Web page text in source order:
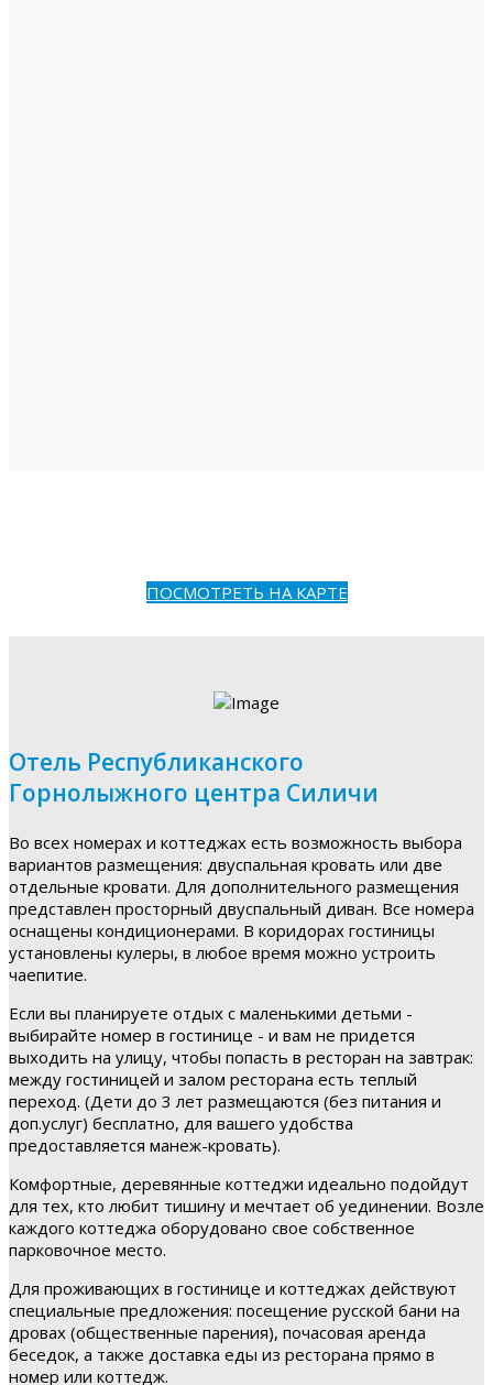
ПОСМОТРЕТЬ НА КАРТЕ
Отель Республиканского
Горнолыжного центра Силичи
Во всех номерах и коттеджах есть возможность выбора
вариантов размещения: двуспальная кровать или две
отдельные кровати. Для дополнительного размещения
представлен просторный двуспальный диван. Все номера
оснащены кондиционерами. В коридорах гостиницы
установлены кулеры, в любое время можно устроить
чаепитие.
Если вы планируете отдых с маленькими детьми -
выбирайте номер в гостинице - и вам не придется
выходить на улицу, чтобы попасть в ресторан на завтрак:
между гостиницей и залом ресторана есть теплый
переход. (Дети до 3 лет размещаются (без питания и
доп.услуг) бесплатно, для вашего удобства
предоставляется манеж-кровать).
Комфортные, деревянные коттеджи идеально подойдут
для тех, кто любит тишину и мечтает об уединении. Возле
каждого коттеджа оборудовано свое собственное
парковочное место.
Для проживающих в гостинице и коттеджах действуют
специальные предложения: посещение русской бани на
дровах (общественные парения), почасовая аренда
беседок, а также доставка еды из ресторана прямо в
номер или коттедж.